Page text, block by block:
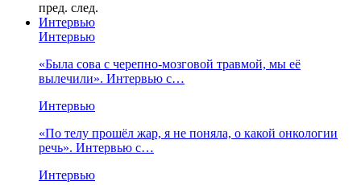
пред. след.
Интервью
Интервью
«Была сова с черепно-мозговой травмой, мы её
вылечили». Интервью с…
Интервью
«По телу прошёл жар, я не поняла, о какой онкологии
речь». Интервью с…
Интервью